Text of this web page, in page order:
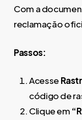
Com a
reclamação
Passos:
Acesse
código de
Clique em